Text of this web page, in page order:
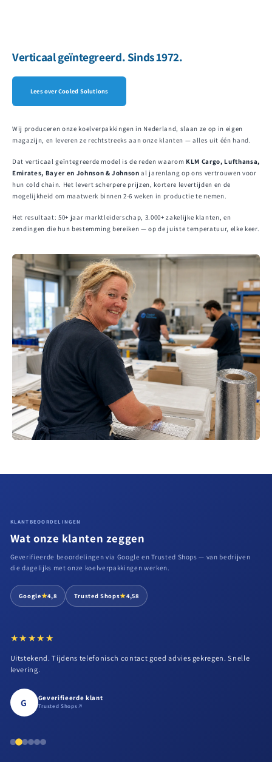
Verticaal geïntegreerd. Sinds 1972.
Lees over Cooled Solutions
Wij produceren onze koelverpakkingen in Nederland, slaan ze op in eigen
magazijn, en leveren ze rechtstreeks aan onze klanten — alles uit één hand.
Dat verticaal geïntegreerde model is de reden waarom KLM Cargo, Lufthansa,
Emirates, Bayer en Johnson & Johnson al jarenlang op ons vertrouwen voor
hun cold chain. Het levert scherpere prijzen, kortere levertijden en de
mogelijkheid om maatwerk binnen 2-6 weken in productie te nemen.
Het resultaat: 50+ jaar marktleiderschap, 3.000+ zakelijke klanten, en
zendingen die hun bestemming bereiken — op de juiste temperatuur, elke keer.
KLANTBEOORDELINGEN
Wat onze klanten zeggen
Geverifieerde beoordelingen via Google en Trusted Shops — van bedrijven
die dagelijks met onze koelverpakkingen werken.
Google★4,8 Trusted Shops★4,58
★★★★★
★★★★★
Uitstekend. Tijdens telefonisch contact goed advies gekregen. Snelle
levering.
G Geverifieerde klant
Trusted Shops